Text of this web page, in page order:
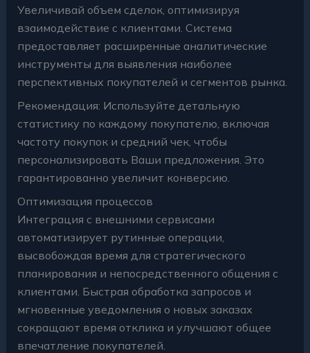
Увеличивай объем сделок, оптимизируя
взаимодействие с клиентами. Система
предоставляет расширенные аналитические
инструменты для выявления наиболее
перспективных покупателей и сегментов рынка.
Рекомендация: Используйте детальную
статистику по каждому покупателю, включая
частоту покупок и средний чек, чтобы
персонализировать Ваши предложения. Это
гарантированно увеличит конверсию.
Оптимизация процессов
Интеграция с внешними сервисами
автоматизирует рутинные операции,
высвобождая время для стратегического
планирования и непосредственного общения с
клиентами. Быстрая обработка запросов и
мгновенные уведомления о новых заказах
сокращают время отклика и улучшают общее
впечатление покупателей.